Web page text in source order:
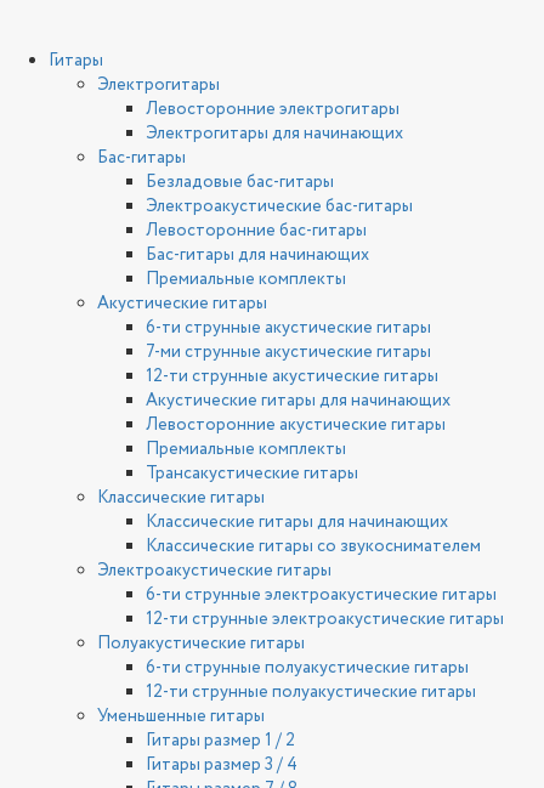
Гитары
Электрогитары
Левосторонние электрогитары
Электрогитары для начинающих
Бас-гитары
Безладовые бас-гитары
Электроакустические бас-гитары
Левосторонние бас-гитары
Бас-гитары для начинающих
Премиальные комплекты
Акустические гитары
6-ти струнные акустические гитары
7-ми струнные акустические гитары
12-ти струнные акустические гитары
Акустические гитары для начинающих
Левосторонние акустические гитары
Премиальные комплекты
Трансакустические гитары
Классические гитары
Классические гитары для начинающих
Классические гитары со звукоснимателем
Электроакустические гитары
6-ти струнные электроакустические гитары
12-ти струнные электроакустические гитары
Полуакустические гитары
6-ти струнные полуакустические гитары
12-ти струнные полуакустические гитары
Уменьшенные гитары
Гитары размер 1 / 2
Гитары размер 3 / 4